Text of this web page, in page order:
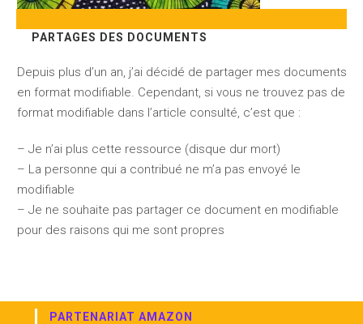
PARTAGES DES DOCUMENTS
Depuis plus d’un an, j’ai décidé de partager mes documents
en format modifiable. Cependant, si vous ne trouvez pas de
format modifiable dans l’article consulté, c’est que :
– Je n’ai plus cette ressource (disque dur mort)
– La personne qui a contribué ne m’a pas envoyé le
modifiable
– Je ne souhaite pas partager ce document en modifiable
pour des raisons qui me sont propres
PARTENARIAT AMAZON